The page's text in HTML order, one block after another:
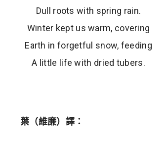
Dull roots with spring rain.
Winter kept us warm, covering
Earth in forgetful snow, feeding
A little life with dried tubers.
葉（維廉）譯：